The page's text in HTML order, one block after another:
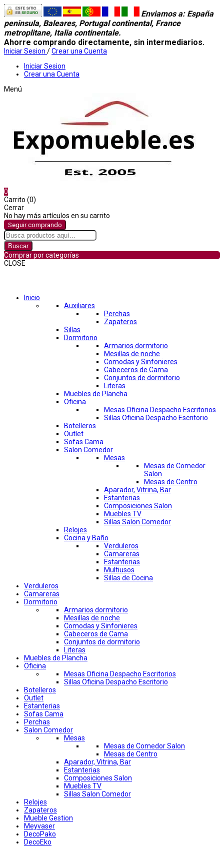
Enviamos a: España
peninsula, Baleares, Portugal continental, France
metroplitane, Italia continentale.
Ahorre comprando directamente, sin intermediarios.
Iniciar Sesion /Crear una Cuenta
Iniciar Sesion
Crear una Cuenta
Menú
0
Carrito (0)
Cerrar
No hay más artículos en su carrito
Seguir comprando
Buscar
Comprar por categorías
CLOSE
Inicio
Auxiliares
Perchas
Zapateros
Sillas
Dormitorio
Armarios dormitorio
Mesillas de noche
Comodas y Sinfonieres
Cabeceros de Cama
Conjuntos de dormitorio
Literas
Muebles de Plancha
Oficina
Mesas Oficina Despacho Escritorios
Sillas Oficina Despacho Escritorio
Botelleros
Outlet
Sofas Cama
Salon Comedor
Mesas
Mesas de Comedor
Salon
Mesas de Centro
Aparador, Vitrina, Bar
Estanterias
Composiciones Salon
Muebles TV
Sillas Salon Comedor
Relojes
Cocina y Baño
Verduleros
Camareras
Estanterias
Multiusos
Sillas de Cocina
Verduleros
Camareras
Dormitorio
Armarios dormitorio
Mesillas de noche
Comodas y Sinfonieres
Cabeceros de Cama
Conjuntos de dormitorio
Literas
Muebles de Plancha
Oficina
Mesas Oficina Despacho Escritorios
Sillas Oficina Despacho Escritorio
Botelleros
Outlet
Estanterias
Sofas Cama
Perchas
Salon Comedor
Mesas
Mesas de Comedor Salon
Mesas de Centro
Aparador, Vitrina, Bar
Estanterias
Composiciones Salon
Muebles TV
Sillas Salon Comedor
Relojes
Zapateros
Mueble Gestion
Meyvaser
DecoPako
DecoEko